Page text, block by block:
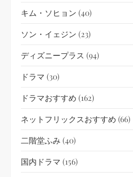
キム・ソヒョン (40)
ソン・イェジン (23)
ディズニープラス (94)
ドラマ (30)
ドラマおすすめ (162)
ネットフリックスおすすめ (66)
二階堂ふみ (40)
国内ドラマ (156)